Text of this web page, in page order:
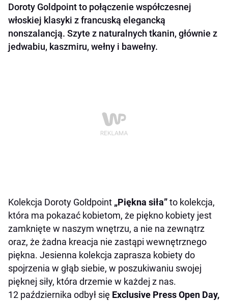
Doroty Goldpoint to połączenie współczesnej
włoskiej klasyki z francuską elegancką
nonszalancją. Szyte z naturalnych tkanin, głównie z
jedwabiu, kaszmiru, wełny i bawełny.
Kolekcja Doroty Goldpoint „Piękna siła”to kolekcja,
która ma pokazać kobietom, że piękno kobiety jest
zamknięte w naszym wnętrzu, a nie na zewnątrz
oraz, że żadna kreacja nie zastąpi wewnętrznego
piękna. Jesienna kolekcja zaprasza kobiety do
spojrzenia w głąb siebie, w poszukiwaniu swojej
pięknej siły, która drzemie w każdej z nas.
12 października odbył się Exclusive Press Open Day,